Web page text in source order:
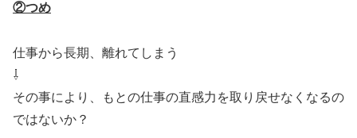
②つめ
仕事から長期、離れてしまう
⇩
その事により、もとの仕事の直感力を取り戻せなくなるの
ではないか？